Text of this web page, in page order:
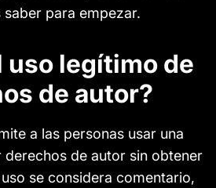
para empezar.
uso legítimo de
de autor?
a las personas usar una
de autor sin obtener
se considera comentario,